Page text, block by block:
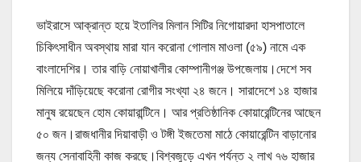
ভাইরাসে আক্রান্ত হয়ে ইতালির মিলান সিটির নিগোয়ারদা হাসপাতালে
চিকিৎসাধীন অবস্থায় মারা যান করোনা গোলাম মাওলা (৫৯) নামে এক
বাংলাদেশির। তার বাড়ি নোয়াখালীর কোম্পানীগঞ্জ উপজেলায়।দেশে সব
মিলিয়ে দাঁড়িয়েছে করোনা রোগীর সংখ্যা ২৪ জনে। সারাদেশে ১৪ হাজার
মানুষ রয়েছেন হোম কোয়ারান্টিনে। আর প্রতিষ্ঠানিক কোয়ারেন্টিনের আছেন
৫০ জন।রাজধানীর দিয়াবাড়ী ও টঙ্গী ইজতেমা মাঠে কোয়ারেন্টিন বাড়ানোর
জন্য সেনাবাহিনী কাজ করছে।বিশ্বজুড়ে এখন পর্যন্ত ২ লাখ ৭৬ হাজার